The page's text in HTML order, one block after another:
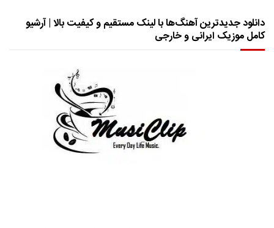
دانلود جدیدترین آهنگ‌ها با لینک مستقیم و کیفیت بالا | آرشیو
کامل موزیک ایرانی و خارجی